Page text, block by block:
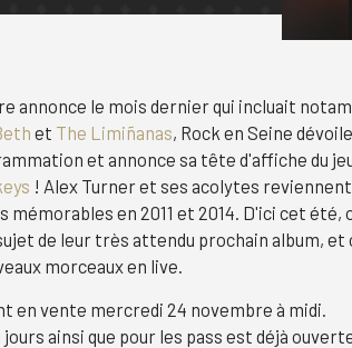
annonce le mois dernier qui incluait
et The Limiñanas, Rock en Seine
et annonce sa tête d'affiche du
! Alex Turner et ses acolytes
mémorables en 2011 et 2014. D'ici cet
de leur très attendu prochain album, et
morceaux en live.
en vente mercredi 24 novembre à midi.
ainsi que pour les pass est déjà